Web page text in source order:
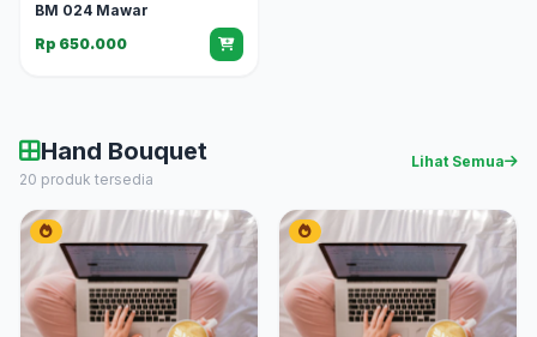
BM 024 Mawar
Rp 650.000
Hand Bouquet
20 produk tersedia
Lihat Semua